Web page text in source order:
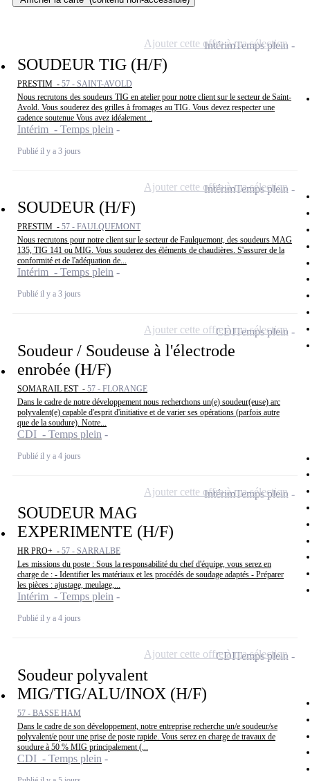
SOUDEUR TIG (H/F)
PRESTIM - 57 - SAINT-AVOLD
Nous recrutons des soudeurs TIG en atelier pour notre client sur le secteur de Saint-
Avold. Vous souderez des grilles à fromages au TIG. Vous devez respecter une
cadence soutenue Vous avez idéalement...
Intérim - Temps plein
Publié il y a 3 jours
IntérimTemps plein
Ajouter cette offre à ma sélection
SOUDEUR (H/F)
PRESTIM - 57 - FAULQUEMONT
Nous recrutons pour notre client sur le secteur de Faulquemont, des soudeurs MAG
135, TIG 141 ou MIG. Vous souderez des éléments de chaudières. S'assurer de la
conformité et de l'adéquation de...
Intérim - Temps plein
Publié il y a 3 jours
IntérimTemps plein
Ajouter cette offre à ma sélection
Soudeur / Soudeuse à l'électrode
enrobée (H/F)
SOMARAIL EST - 57 - FLORANGE
Dans le cadre de notre développement nous recherchons un(e) soudeur(euse) arc
polyvalent(e) capable d'esprit d'initiative et de varier ses opérations (parfois autre
que de la soudure). Notre...
CDI - Temps plein
Publié il y a 4 jours
CDITemps plein
Ajouter cette offre à ma sélection
SOUDEUR MAG
EXPERIMENTE (H/F)
HR PRO+ - 57 - SARRALBE
Les missions du poste : Sous la responsabilité du chef d'équipe, vous serez en
charge de : - Identifier les matériaux et les procédés de soudage adaptés - Préparer
les pièces : ajustage, meulage,...
Intérim - Temps plein
Publié il y a 4 jours
IntérimTemps plein
Ajouter cette offre à ma sélection
Soudeur polyvalent
MIG/TIG/ALU/INOX (H/F)
57 - BASSE HAM
Dans le cadre de son développement, notre entreprise recherche un/e soudeur/se
polyvalent/e pour une prise de poste rapide. Vous serez en charge de travaux de
soudure à 50 % MIG principalement (...
CDI - Temps plein
CDITemps plein
Ajouter cette offre à ma sélection